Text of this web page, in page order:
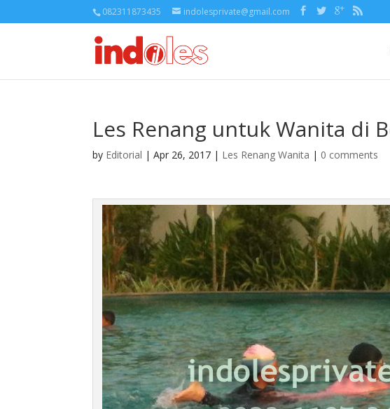
082311873435 indolesprivate@gmail.com
Les Renang untuk Wanita di
by Editorial | Apr 26, 2017 | Les Renang Wanita | 0 comments